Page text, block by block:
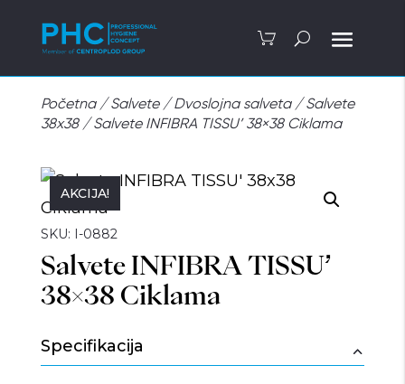
Početna/ Salvete/ Dvoslojna salveta/ Salvete
38x38/ Salvete INFIBRA TISSU’ 38×38 Ciklama
AKCIJA!
SKU: I-0882
Salvete INFIBRA TISSU’
38×38 Ciklama
Specifikacija